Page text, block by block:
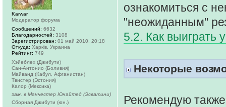
ознакомиться с
"неожиданным"
5.2. Как выиграть
Некоторые
Рекомендую
Karwar
Модератор форума
Сообщений: 6632
Благодарностей: 3108
Зарегистрирован: 01 май 2010, 20:18
Откуда: Харків, Украина
Рейтинг: 749
Хэйеблех (Джибути)
Сан-Антонио (Боливия)
Майванд (Кабул, Афганистан)
Твистер (Эстония)
Калор (Мексика)
зам. в Манчестер Юнайтед (Эсватини)
Сборная Джибути (юн.)